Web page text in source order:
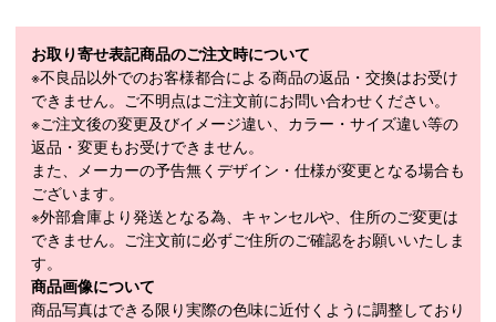
バウンドをオートマチックに生み出す食いつき感が特徴です。
＊Material：Composition Natural Wood Core ＆ V-Metal＊Sole:：
VG-Graphitized Sintered
SPECIFICATION
モデル
LENGTH（cm）
165cm
SIDECUT（mm）
121-67-105mm
RADIUS（m）
13m
原産国
お取り寄せ表記商品のご注文時について
※不良品以外でのお客様都合による商品の返品・交換はお受け
できません。ご不明点はご注文前にお問い合わせください。
※ご注文後の変更及びイメージ違い、カラー・サイズ違い等の
返品・変更もお受けできません。
また、メーカーの予告無くデザイン・仕様が変更となる場合も
ございます。
※外部倉庫より発送となる為、キャンセルや、住所のご変更は
できません。ご注文前に必ずご住所のご確認をお願いいたしま
す。
商品画像について
商品写真はできる限り実際の色味に近付くように調整しており